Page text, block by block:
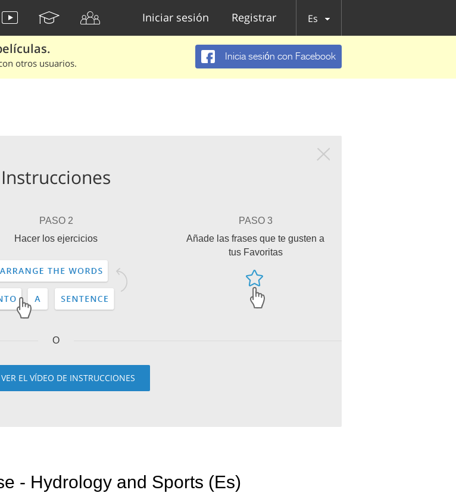
Iniciar sesión Registrar Es
otros usuarios.
Inicia sesión con Facebook
Instrucciones
PASO 2
Hacer los ejercicios
PASO 3
Añade las frases que te gusten a
tus Favoritas
O
VER EL VÍDEO DE INSTRUCCIONES
- Hydrology and Sports (Es)